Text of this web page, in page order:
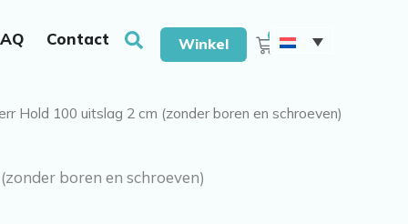
boren & schroeven
Contact ZoekenWinkel Winkelwagen
Hold 100 uitslag 2 cm (zonder boren en schroeven)
boren en schroeven)